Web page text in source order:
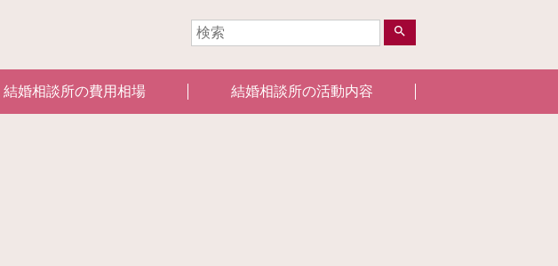
search
結婚相談所の費用相場 結婚相談所の活動内容